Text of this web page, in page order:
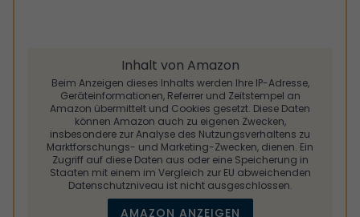
Inhalt von Amazon
Beim Anzeigen dieses Inhalts werden Ihre IP-Adresse,
Geräteinformationen, Referrer und Zeitstempel an
Amazon übermittelt und Cookies gesetzt. Diese Daten
können Amazon auch zu eigenen Zwecken,
insbesondere zur Analyse des Nutzungsverhaltens zu
Marktforschungs- und Marketing-Zwecken, dienen. Ein
Zugriff auf diese Daten aus oder eine Speicherung in
Staaten mit einem im Vergleich zur EU abweichenden
Datenschutzniveau ist nicht ausgeschlossen.
AMAZON ANZEIGEN